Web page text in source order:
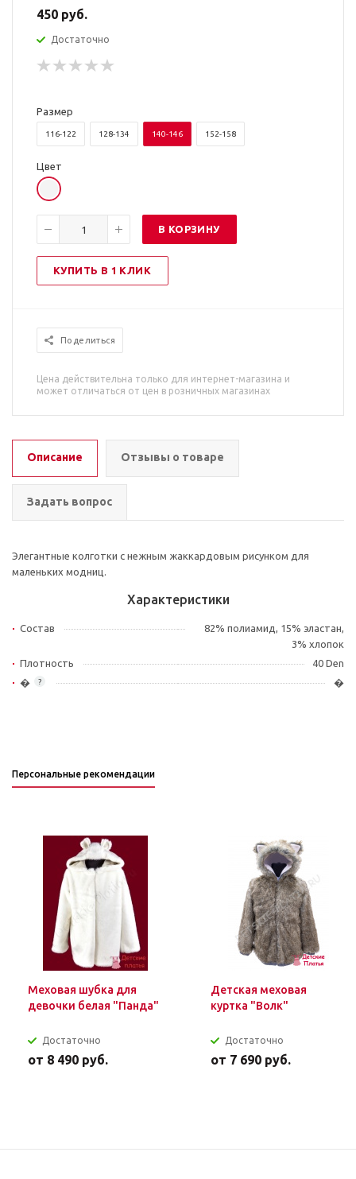
450 руб.
Достаточно
Размер
116-122 128-134 140-146 152-158
Цвет
В КОРЗИНУ
КУПИТЬ В 1 КЛИК
Поделиться
Цена действительна только для интернет-магазина и
может отличаться от цен в розничных магазинах
Описание Отзывы о товаре
Задать вопрос
Элегантные колготки с нежным жаккардовым рисунком для
маленьких модниц.
Характеристики
Состав
82% полиамид, 15% эластан,
3% хлопок
Плотность
40 Den
?
� �
Персональные рекомендации
Меховая шубка для
девочки белая "Панда"
Достаточно
от 8 490 руб.
Детская меховая
куртка "Волк"
Достаточно
от 7 690 руб.